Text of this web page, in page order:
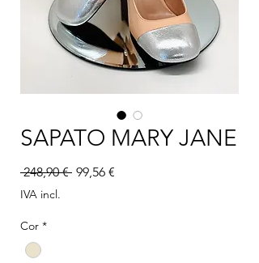
SAPATO MARY JANE
248,90 € Preço normal
99,56 €
IVA incl.
Cor *